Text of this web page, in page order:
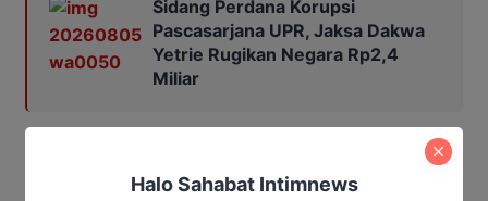
Sidang Perdana Korupsi
Pascasarjana UPR, Jaksa Dakwa
Yetrie Rugikan Negara Rp2,4
Miliar
Halo Sahabat Intimnews